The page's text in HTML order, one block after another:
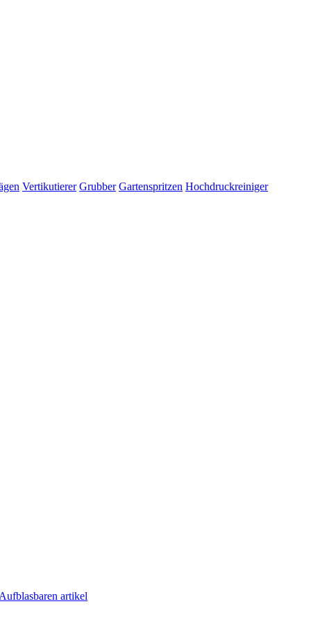
Vertikutierer Grubber Gartenspritzen Hochdruckreiniger
Aufblasbaren artikel